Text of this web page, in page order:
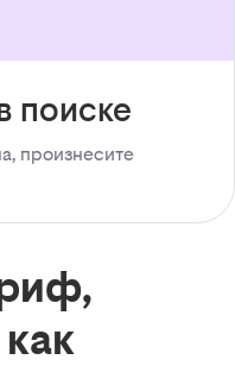
поиске
произнесите